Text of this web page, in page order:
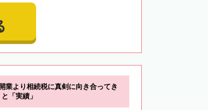
業より相続税に真剣に向き合ってき
「実績」